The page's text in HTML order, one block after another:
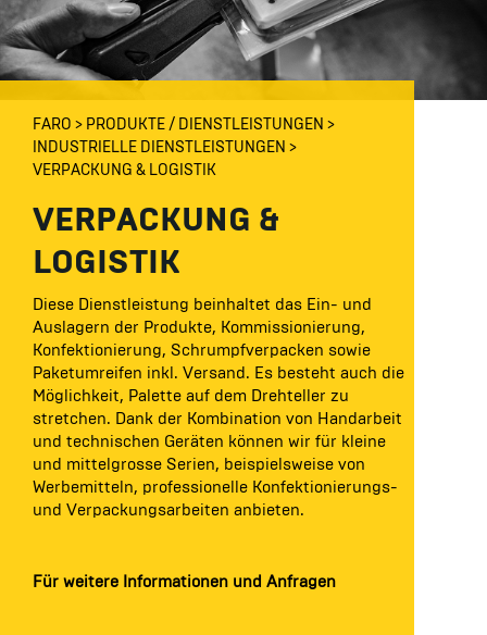
FARO
PRODUKTE / DIENSTLEISTUNGEN
INDUSTRIELLE DIENSTLEISTUNGEN
VERPACKUNG & LOGISTIK
VERPACKUNG &
LOGISTIK
Diese Dienstleistung beinhaltet das Ein- und
Auslagern der Produkte, Kommissionierung,
Konfektionierung, Schrumpfverpacken sowie
Paketumreifen inkl. Versand. Es besteht auch die
Möglichkeit, Palette auf dem Drehteller zu
stretchen. Dank der Kombination von Handarbeit
und technischen Geräten können wir für kleine
und mittelgrosse Serien, beispielsweise von
Werbemitteln, professionelle Konfektionierungs-
und Verpackungsarbeiten anbieten.
Für weitere Informationen und Anfragen